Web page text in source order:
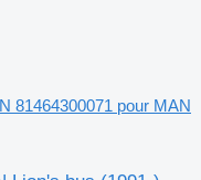
81464300071 pour MAN